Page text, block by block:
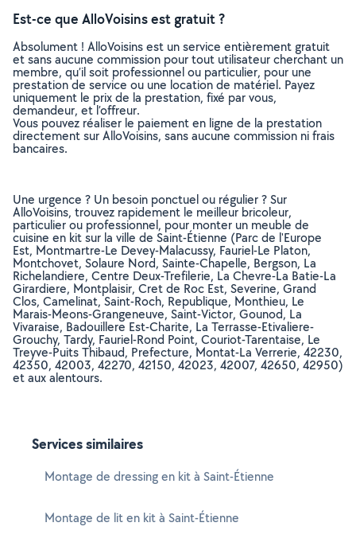
Est-ce que AlloVoisins est gratuit ?
Absolument ! AlloVoisins est un service entièrement gratuit
et sans aucune commission pour tout utilisateur cherchant un
membre, qu’il soit professionnel ou particulier, pour une
prestation de service ou une location de matériel. Payez
uniquement le prix de la prestation, fixé par vous,
demandeur, et l’offreur.
Vous pouvez réaliser le paiement en ligne de la prestation
directement sur AlloVoisins, sans aucune commission ni frais
bancaires.
Une urgence ? Un besoin ponctuel ou régulier ? Sur
AlloVoisins, trouvez rapidement le meilleur bricoleur,
particulier ou professionnel, pour monter un meuble de
cuisine en kit sur la ville de Saint-Étienne (Parc de l'Europe
Est, Montmartre-Le Devey-Malacussy, Fauriel-Le Platon,
Montchovet, Solaure Nord, Sainte-Chapelle, Bergson, La
Richelandiere, Centre Deux-Trefilerie, La Chevre-La Batie-La
Girardiere, Montplaisir, Cret de Roc Est, Severine, Grand
Clos, Camelinat, Saint-Roch, Republique, Monthieu, Le
Marais-Meons-Grangeneuve, Saint-Victor, Gounod, La
Vivaraise, Badouillere Est-Charite, La Terrasse-Etivaliere-
Grouchy, Tardy, Fauriel-Rond Point, Couriot-Tarentaise, Le
Treyve-Puits Thibaud, Prefecture, Montat-La Verrerie, 42230,
42350, 42003, 42270, 42150, 42023, 42007, 42650, 42950)
et aux alentours.
Services similaires
Montage de dressing en kit à Saint-Étienne
Montage de lit en kit à Saint-Étienne